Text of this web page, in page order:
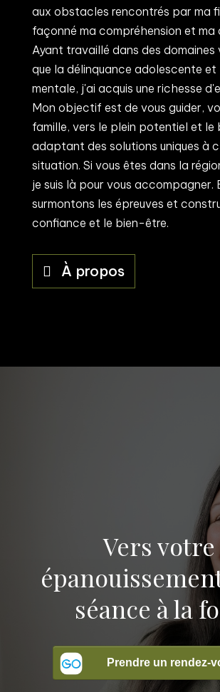
aux obstacles rencontrés par ma
façonné ma compréhension et ma
Ayant travaillé dans des domaines
que la délinquance adolescente et
mentale, j'ai acquis une richesse
Mon objectif est de vous guider,
famille, vers le plein potentiel et le
adaptant des solutions uniques à
situation. Si vous êtes dans la
je suis là pour vous accompagner.
surmontons les épreuves et
confiance et le bien-être.
À propos
Vers votre
séance à la